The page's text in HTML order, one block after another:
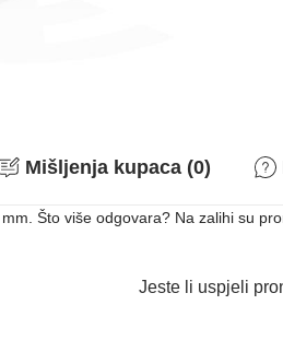
Mišljenja kupaca (0)
Što više odgovara? Na zalihi su
Jeste li uspjeli